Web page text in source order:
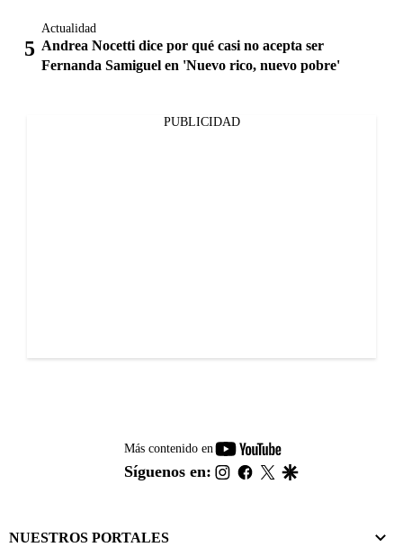
Actualidad
Andrea Nocetti dice por qué casi no acepta ser
Fernanda Samiguel en 'Nuevo rico, nuevo pobre'
PUBLICIDAD
Más contenido en
youtube-
footer
Síguenos en: instagram
facebook
twitter
NUESTROS PORTALES